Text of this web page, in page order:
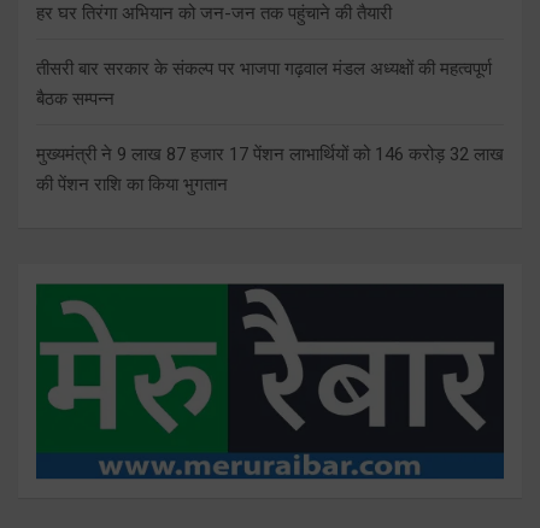
हर घर तिरंगा अभियान को जन-जन तक पहुंचाने की तैयारी
तीसरी बार सरकार के संकल्प पर भाजपा गढ़वाल मंडल अध्यक्षों की महत्वपूर्ण
बैठक सम्पन्न
मुख्यमंत्री ने 9 लाख 87 हजार 17 पेंशन लाभार्थियों को 146 करोड़ 32 लाख
की पेंशन राशि का किया भुगतान